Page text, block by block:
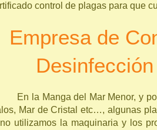
control de plagas para que
Empresa de
En la Manga del Mar Menor, y
Mar de Cristal etc…, algunas
utilizamos la maquinaria y los